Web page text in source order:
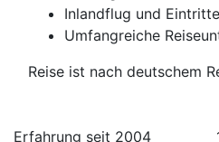
Inlandflug und
Umfangreiche
Reise ist nach deutschem
Erfahrung seit 2004